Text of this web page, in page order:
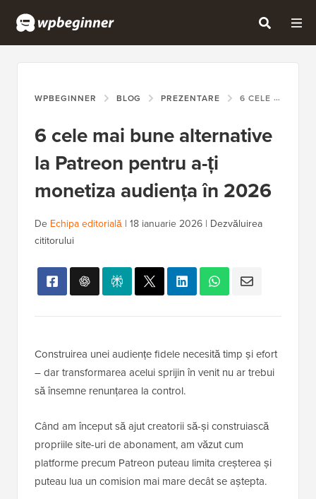
WPBEGINNER BLOG PREZENTARE 6 CELE MAI BUNE ALTERNATIVE LA PATREON PENTRU A-ȚI MONETIZA AUDIENȚA ÎN 2026
6 cele mai bune alternative
la Patreon pentru a-ți
monetiza audiența în 2026
De Echipa editorială | 18 ianuarie 2026 | Dezvăluirea
cititorului
Construirea unei audiențe fidele necesită timp și efort
– dar transformarea acelui sprijin în venit nu ar trebui
să însemne renunțarea la control.
Când am început să ajut creatorii să-și construiască
propriile site-uri de abonament, am văzut cum
platforme precum Patreon puteau limita creșterea și
puteau lua un comision mai mare decât se aștepta.